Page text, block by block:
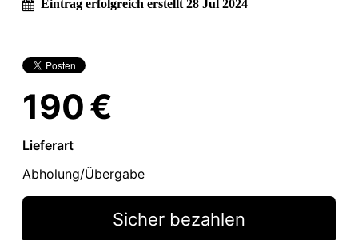
Eintrag erfolgreich erstellt 28 Jul 2024
190 €
Lieferart
Abholung/Übergabe
Sicher bezahlen